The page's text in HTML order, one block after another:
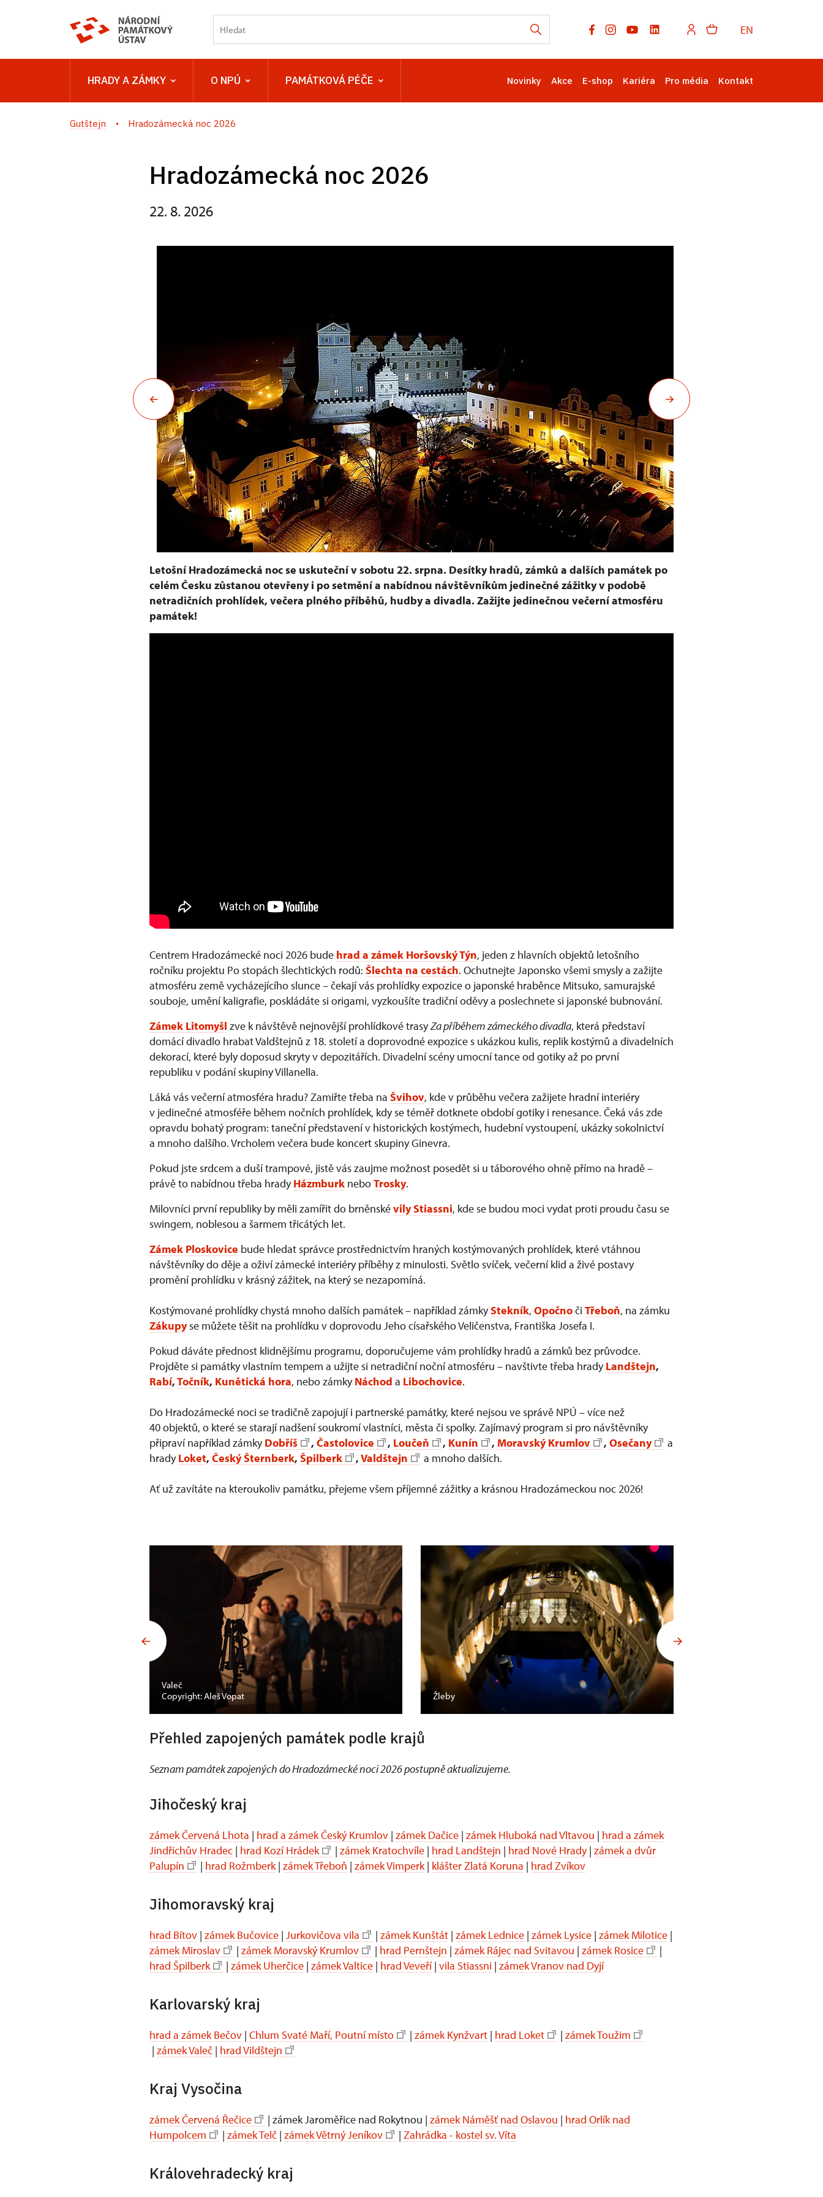
EN
HRADY A ZÁMKY O NPÚ PAMÁTKOVÁ PÉČE Novinky Akce E-shop Kariéra Pro média Kontakt
Gutštejn Hradozámecká noc 2026
Hradozámecká noc 2026
22. 8. 2026
Letošní Hradozámecká noc se uskuteční v sobotu 22. srpna. Desítky hradů, zámků a dalších památek po
celém Česku zůstanou otevřeny i po setmění a nabídnou návštěvníkům jedinečné zážitky v podobě
netradičních prohlídek, večera plného příběhů, hudby a divadla. Zažijte jedinečnou večerní atmosféru
památek!
Centrem Hradozámecké noci 2026 bude hrad a zámek Horšovský Týn, jeden z hlavních objektů letošního
ročníku projektu Po stopách šlechtických rodů: Šlechta na cestách. Ochutnejte Japonsko všemi smysly a zažijte
atmosféru země vycházejícího slunce – čekají vás prohlídky expozice o japonské hraběnce Mitsuko, samurajské
souboje, umění kaligrafie, poskládáte si origami, vyzkoušíte tradiční oděvy a poslechnete si japonské bubnování.
Zámek Litomyšl zve k návštěvě nejnovější prohlídkové trasyZa příběhem zámeckého divadla, která představí
domácí divadlo hrabat Valdštejnů z 18. století a doprovodné expozice s ukázkou kulis, replik kostýmů a divadelních
dekorací, které byly doposud skryty v depozitářích. Divadelní scény umocní tance od gotiky až po první
republiku v podání skupiny Villanella.
Láká vás večerní atmosféra hradu? Zamiřte třeba na Švihov, kde v průběhu večera zažijete hradní interiéry
v jedinečné atmosféře během nočních prohlídek, kdy se téměř dotknete období gotiky i renesance. Čeká vás zde
opravdu bohatý program: taneční představení v historických kostýmech, hudební vystoupení, ukázky sokolnictví
a mnoho dalšího. Vrcholem večera bude koncert skupiny Ginevra.
Pokud jste srdcem a duší trampové, jistě vás zaujme možnost posedět si u táborového ohně přímo na hradě –
právě to nabídnou třeba hradyHázmburk neboTrosky.
Milovníci první republiky by měli zamířit do brněnskévily Stiassni, kde se budou moci vydat proti proudu času se
swingem, noblesou a šarmem třicátých let.
Zámek Ploskovice bude hledat správce prostřednictvím hraných kostýmovaných prohlídek, které vtáhnou
návštěvníky do děje a oživí zámecké interiéry příběhy z minulosti. Světlo svíček, večerní klid a živé postavy
promění prohlídku v krásný zážitek, na který se nezapomíná.
Kostýmované prohlídky chystá mnoho dalších památek – například zámkyStekník, Opočnoči Třeboň, na zámku
Zákupyse můžete těšit na prohlídku v doprovodu Jeho císařského Veličenstva, Františka Josefa I.
Pokud dáváte přednost klidnějšímu programu, doporučujeme vám prohlídky hradů a zámků bez průvodce.
Projděte si památky vlastním tempem a užijte si netradiční noční atmosféru – navštivte třeba hradyLandštejn,
Rabí,Točník, Kunětická hora, nebo zámkyNáchod a Libochovice.
Do Hradozámecké noci se tradičně zapojují i partnerské památky, které nejsou ve správě NPÚ – více než
40 objektů, o které se starají nadšení soukromí vlastníci, města či spolky. Zajímavý program si pro návštěvníky
připraví například zámkyDobříš , Častolovice , Loučeň , Kunín , Moravský Krumlov , Osečany
a
hradyLoket, Český Šternberk, Špilberk ,Valdštejn a mnoho dalších.
Ať už zavítáte na kteroukoliv památku, přejeme všem příjemné zážitky a krásnou Hradozámeckou noc 2026!
Valeč
Copyright: Aleš Vopat
Žleby
Přehled zapojených památek podle krajů
Seznam památek zapojených do Hradozámecké noci 2026 postupně aktualizujeme.
Jihočeský kraj
zámek Červená Lhota | hrad a zámek Český Krumlov | zámek Dačice | zámek Hluboká nad Vltavou | hrad a zámek
Jindřichův Hradec | hrad Kozí Hrádek | zámek Kratochvíle | hrad Landštejn | hrad Nové Hrady| zámek a dvůr
Palupín
| hrad Rožmberk | zámek Třeboň | zámek Vimperk | klášter Zlatá Koruna | hrad Zvíkov
Jihomoravský kraj
hrad Bítov | zámek Bučovice | Jurkovičova vila | zámek Kunštát | zámek Lednice | zámek Lysice | zámek Milotice |
zámek Miroslav
| zámek Moravský Krumlov | hrad Pernštejn | zámek Rájec nad Svitavou | zámek Rosice
|
hrad Špilberk
| zámek Uherčice | zámek Valtice | hrad Veveří| vila Stiassni | zámek Vranov nad Dyjí
Karlovarský kraj
hrad a zámek Bečov | Chlum Svaté Maří, Poutní místo | zámek Kynžvart | hrad Loket | zámek Toužim
| zámek Valeč | hrad Vildštejn
Kraj Vysočina
zámek Červená Řečice | zámek Jaroměřice nad Rokytnou | zámek Náměšť nad Oslavou | hrad Orlík nad
Humpolcem
| zámek Telč | zámek Větrný Jeníkov | Zahrádka - kostel sv. Víta
Královehradecký kraj